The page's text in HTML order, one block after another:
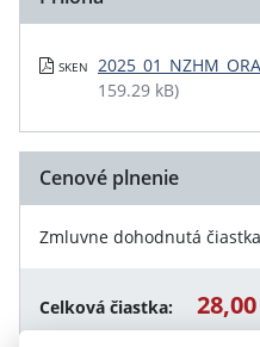
SKEN
159.29 kB)
Cenové plnenie
Zmluvne dohodnutá
Celková čiastka: